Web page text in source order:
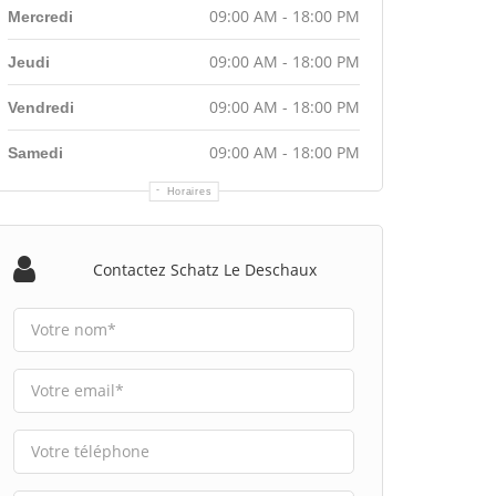
Horaires
Mercredi 09:00 AM - 18:00 PM
Jeudi 09:00 AM - 18:00 PM
Vendredi 09:00 AM - 18:00 PM
Samedi 09:00 AM - 18:00 PM
Contactez Schatz Le Deschaux